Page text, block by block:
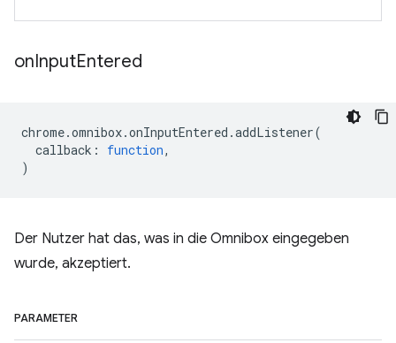
onInputEntered
chrome.omnibox.onInputEntered .addListener(
callback : function,
)
Der Nutzer hat das, was in die Omnibox eingegeben
wurde, akzeptiert.
PARAMETER